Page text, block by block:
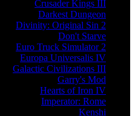
Crusader Kings III
Darkest Dungeon
Divinity: Original Sin 2
Don't Starve
Euro Truck Simulator 2
Europa Universalis IV
Galactic Civilizations III
Garry's Mod
Hearts of Iron IV
Imperator: Rome
Kenshi